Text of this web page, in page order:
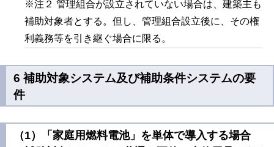
※注２ 管理組合が設立されていない場合は、建築主も
補助対象者とする。但し、管理組合設立後に、その権
利義務等を引き継ぐ場合に限る。
6 補助対象システム及び補助条件システムの要
件
（1）「家庭用燃料電池」を単体で導入する場合